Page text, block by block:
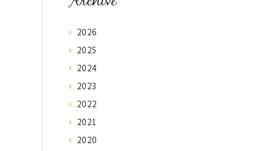
2026
2025
2024
2023
2022
2021
2020